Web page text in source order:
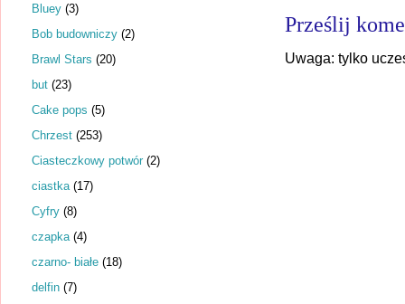
Prześlij
Uwaga: tylko
Bluey (3)
Bob budowniczy (2)
Brawl Stars (20)
but (23)
Cake pops (5)
Chrzest (253)
Ciasteczkowy potwór (2)
ciastka (17)
Cyfry (8)
czapka (4)
czarno- białe (18)
delfin (7)